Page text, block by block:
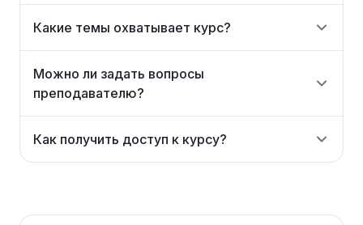
Какие темы охватывает курс?
Можно ли задать вопросы
преподавателю?
Как получить доступ к курсу?